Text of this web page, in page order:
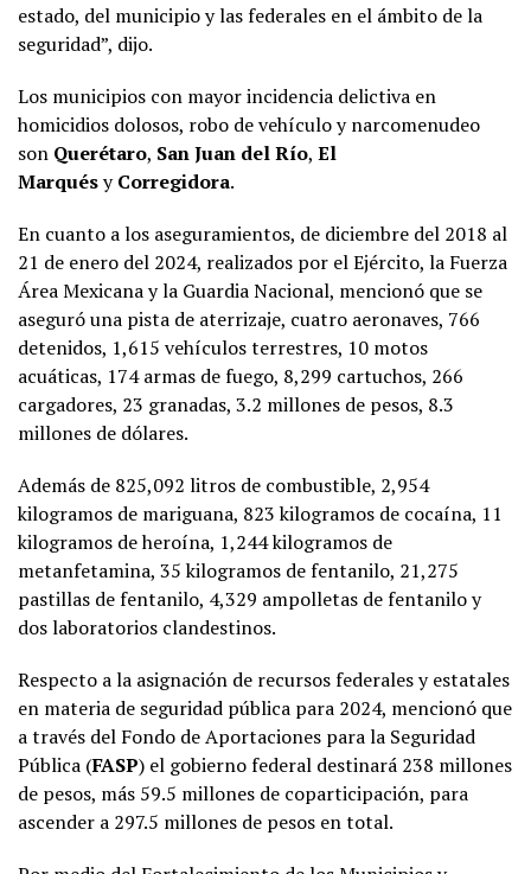
estado, del municipio y las federales en el ámbito de la
seguridad”, dijo.
Los municipios con mayor incidencia delictiva en
homicidios dolosos, robo de vehículo y narcomenudeo
son Querétaro, San Juan del Río, El
MarquésyCorregidora.
En cuanto a los aseguramientos, de diciembre del 2018 al
21 de enero del 2024, realizados por el Ejército, la Fuerza
Área Mexicana y la Guardia Nacional, mencionó que se
aseguró una pista de aterrizaje, cuatro aeronaves, 766
detenidos, 1,615 vehículos terrestres, 10 motos
acuáticas, 174 armas de fuego, 8,299 cartuchos, 266
cargadores, 23 granadas, 3.2 millones de pesos, 8.3
millones de dólares.
Además de 825,092 litros de combustible, 2,954
kilogramos de mariguana, 823 kilogramos de cocaína, 11
kilogramos de heroína, 1,244 kilogramos de
metanfetamina, 35 kilogramos de fentanilo, 21,275
pastillas de fentanilo, 4,329 ampolletas de fentanilo y
dos laboratorios clandestinos.
Respecto a la asignación de recursos federales y estatales
en materia de seguridad pública para 2024, mencionó que
a través del Fondo de Aportaciones para la Seguridad
Pública (FASP) el gobierno federal destinará 238 millones
de pesos, más 59.5 millones de coparticipación, para
ascender a 297.5 millones de pesos en total.